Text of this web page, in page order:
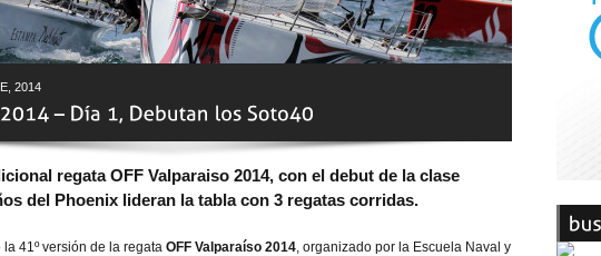
2014
regata OFF Valparaiso 2014, con el debut de la clase
del Phoenix lideran la tabla con 3 regatas corridas.
41º versión de la regata OFF Valparaíso 2014, organizado por la Escuela Naval y